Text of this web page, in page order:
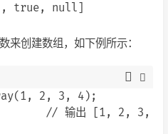
来创建数组，如下例所示：
2, 3, 4);